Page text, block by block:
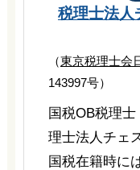
税理士法人
（東京税理士会
143997号）
国税OB税理
理士法人チェ
国税在籍時に